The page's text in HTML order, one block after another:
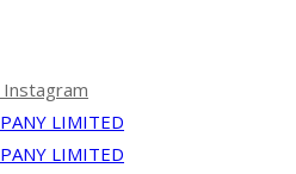
Instagram